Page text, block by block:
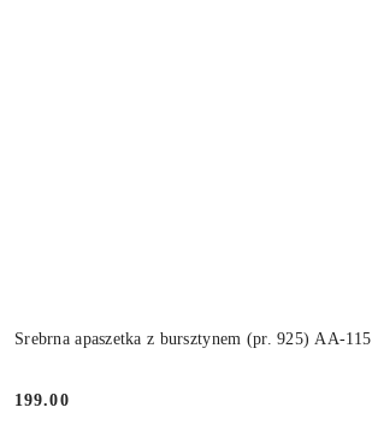
Srebrna apaszetka z bursztynem (pr. 925) AA-115
199.00